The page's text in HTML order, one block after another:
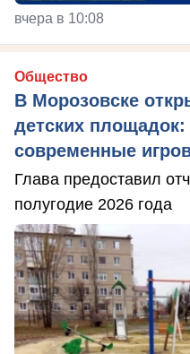
вчера в 10:08
Общество
В Морозовске
детских площадок:
современные
Глава предоставил
полугодие 2026 года